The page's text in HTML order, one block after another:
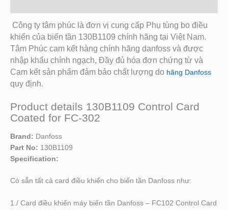
Công ty tâm phúc là đơn vị cung cấp Phụ tùng bo điều
khiển của biến tần 130B1109 chính hãng tại Việt Nam.
Tâm Phúc cam kết hàng chính hãng danfoss và được
nhập khẩu chính ngạch, Đầy đủ hóa đơn chứng từ và
Cam kết sản phẩm đảm bảo chất lượng do hãng Danfoss
quy định.
Product details 130B1109 Control Card
Coated for FC-302
Brand: Danfoss
Part No: 130B1109
Specification:
Có sẵn tất cả card điều khiển cho biến tần Danfoss như:
1./ Card điều khiển máy biến tần Danfoss – FC102 Control Card